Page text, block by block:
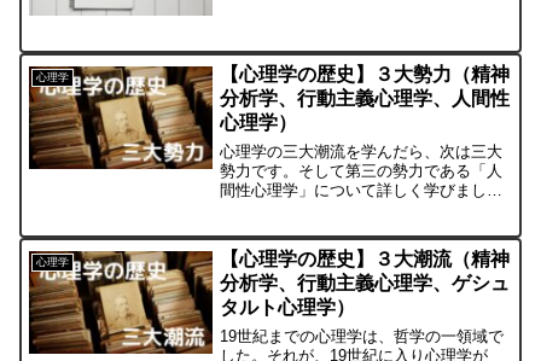
心理学・学習心理学・社会心理学・人格
心理学（性格心理学）・神経...
心理学
【心理学の歴史】３大勢力（精神
分析学、行動主義心理学、人間性
心理学）
心理学の三大潮流を学んだら、次は三大
勢力です。そして第三の勢力である「人
間性心理学」について詳しく学びましょ
学、これが1960年代には心理学の２大勢
力となってきます。そ...
心理学
【心理学の歴史】３大潮流（精神
分析学、行動主義心理学、ゲシュ
タルト心理学）
19世紀までの心理学は、哲学の一領域で
した。それが、19世紀に入り心理学が